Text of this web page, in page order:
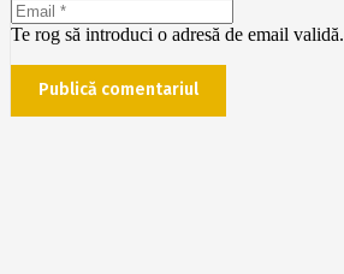
Te rog să introduci o adresă de email validă.
Publică comentariul